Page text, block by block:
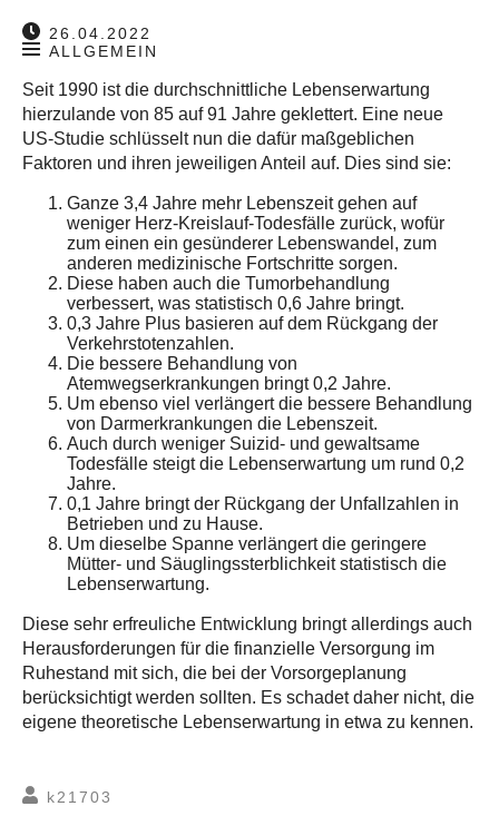
26.04.2022
ALLGEMEIN
Seit 1990 ist die durchschnittliche Lebenserwartung
hierzulande von 85 auf 91 Jahre geklettert. Eine neue
US-Studie schlüsselt nun die dafür maßgeblichen
Faktoren und ihren jeweiligen Anteil auf. Dies sind sie:
Ganze 3,4 Jahre mehr Lebenszeit gehen auf
weniger Herz-Kreislauf-Todesfälle zurück, wofür
zum einen ein gesünderer Lebenswandel, zum
anderen medizinische Fortschritte sorgen.
Diese haben auch die Tumorbehandlung
verbessert, was statistisch 0,6 Jahre bringt.
0,3 Jahre Plus basieren auf dem Rückgang der
Verkehrstotenzahlen.
Die bessere Behandlung von
Atemwegserkrankungen bringt 0,2 Jahre.
Um ebenso viel verlängert die bessere Behandlung
von Darmerkrankungen die Lebenszeit.
Auch durch weniger Suizid- und gewaltsame
Todesfälle steigt die Lebenserwartung um rund 0,2
Jahre.
0,1 Jahre bringt der Rückgang der Unfallzahlen in
Betrieben und zu Hause.
Um dieselbe Spanne verlängert die geringere
Mütter- und Säuglingssterblichkeit statistisch die
Lebenserwartung.
Diese sehr erfreuliche Entwicklung bringt allerdings auch
Herausforderungen für die finanzielle Versorgung im
Ruhestand mit sich, die bei der Vorsorgeplanung
berücksichtigt werden sollten. Es schadet daher nicht, die
eigene theoretische Lebenserwartung in etwa zu kennen.
k21703